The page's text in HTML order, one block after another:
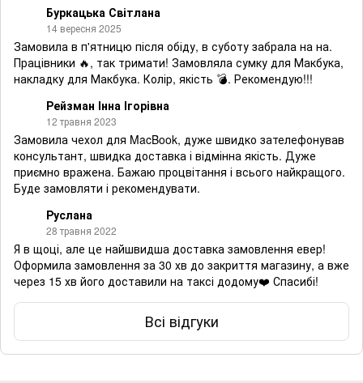
Буркацька Світлана
14 вересня 2025
Замовила в п'ятницю після обіду, в суботу забрала на на.
Працівники 🔥, так тримати! Замовляла сумку для Макбука,
накладку для Макбука. Колір, якість 💣. Рекомендую!!!
Рейзман Інна Ігорівна
12 травня 2023
Замовила чехол для MacBook, дуже швидко зателефонував
консультант, швидка доставка і відмінна якість. Дуже
приємно вражена. Бажаю процвітання і всього найкращого.
Буде замовляти і рекомендувати.
Руслана
28 травня 2022
Я в щоці, але це найшвидша доставка замовлення евер!
Оформила замовлення за 30 хв до закриття магазину, а вже
через 15 хв його доставили на таксі додому❤️ Спасибі!
Всі відгуки